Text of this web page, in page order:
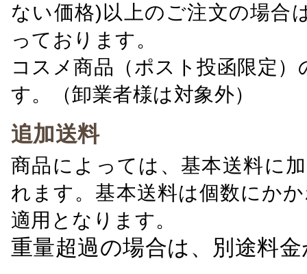
ない価格)以上のご注文の場合
っております。
コスメ商品（ポスト投函限定
す。（卸業者様は対象外）
追加送料
商品によっては、基本送料に
れます。基本送料は個数にか
適用となります。
重量超過の場合は、別途料